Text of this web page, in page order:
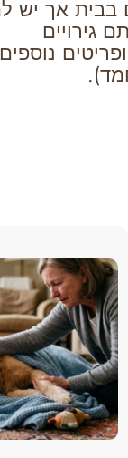
בבית אך יש
גירויים